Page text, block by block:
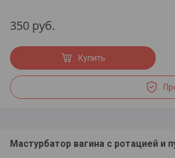
350 руб.
Купить
Мастурбатор вагина с ротацией и